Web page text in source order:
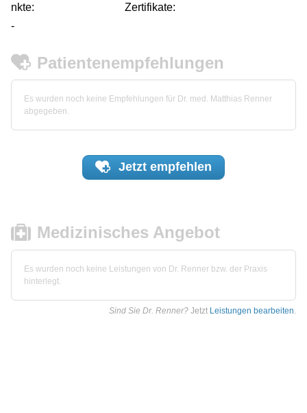
nkte:
Zertifikate:
-
Patientenempfehlungen
Es wurden noch keine Empfehlungen für Dr. med. Matthias Renner
abgegeben.
Jetzt empfehlen
Medizinisches Angebot
Es wurden noch keine Leistungen von Dr. Renner bzw. der Praxis
hinterlegt.
Sind Sie Dr. Renner? Jetzt Leistungen bearbeiten.